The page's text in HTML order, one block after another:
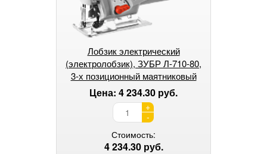
Лобзик электрический
(электролобзик), ЗУБР Л-710-80,
3-х позиционный маятниковый
ход, 0–3000 ходов/м
Цена: 4 234.30 руб.
+
-
Стоимость:
4 234.30 руб.